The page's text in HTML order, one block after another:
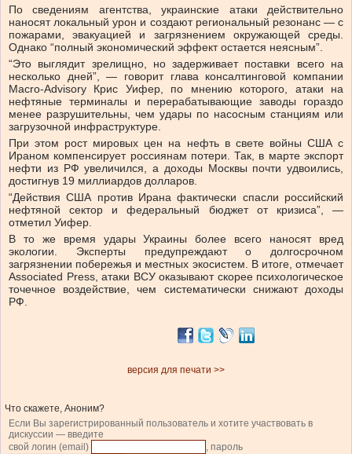
По сведениям агентства, украинские атаки действительно
наносят локальный урон и создают региональный резонанс — с
пожарами, эвакуацией и загрязнением окружающей среды.
Однако “полный экономический эффект остается неясным”.
“Это выглядит зрелищно, но задерживает поставки всего на
несколько дней”, — говорит глава консалтинговой компании
Macro-Advisory Крис Уифер, по мнению которого, атаки на
нефтяные терминалы и перерабатывающие заводы гораздо
менее разрушительны, чем удары по насосным станциям или
загрузочной инфраструктуре.
При этом рост мировых цен на нефть в свете войны США с
Ираном компенсирует россиянам потери. Так, в марте экспорт
нефти из РФ увеличился, а доходы Москвы почти удвоились,
достигнув 19 миллиардов долларов.
“Действия США против Ирана фактически спасли российский
нефтяной сектор и федеральный бюджет от кризиса”, —
отметил Уифер.
В то же время удары Украины более всего наносят вред
экологии. Эксперты предупреждают о долгосрочном
загрязнении побережья и местных экосистем. В итоге, отмечает
Associated Press, атаки ВСУ оказывают скорее психологическое
точечное воздействие, чем систематически снижают доходы
РФ.
версия для печати >>
Что скажете, Аноним?
Если Вы зарегистрированный пользователь и хотите участвовать в
дискуссии — введите
свой логин (email)
, пароль